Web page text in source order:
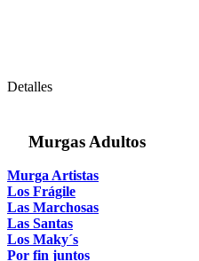
Detalles
Murgas Adultos
Murga Artistas
Los Frágile
Las Marchosas
Las Santas
Los Maky´s
Por fin juntos